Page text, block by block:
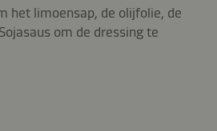
het limoensap, de olijfolie, de
om de dressing te